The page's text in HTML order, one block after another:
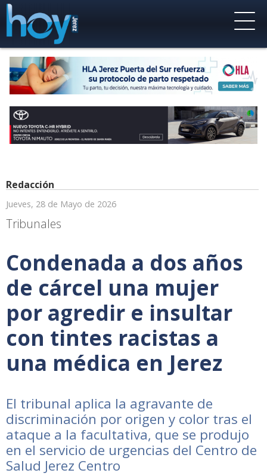
Redacción
Jueves, 28 de Mayo de 2026
Tribunales
Condenada a dos años
de cárcel una mujer
por agredir e insultar
con tintes racistas a
una médica en Jerez
El tribunal aplica la agravante de
discriminación por origen y color tras el
ataque a la facultativa, que se produjo
en el servicio de urgencias del Centro de
Salud Jerez Centro